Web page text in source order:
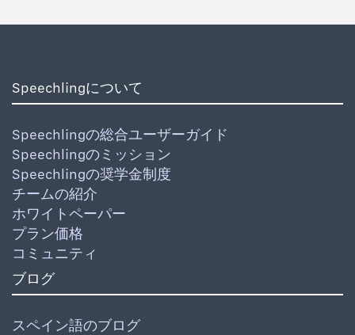
Speechlingについて
Speechlingの総合ユーザーガイド
Speechlingのミッション
Speechlingの奨学金制度
チームの紹介
ホワイトペーパー
プラン価格
コミュニティ
ブログ
スペイン語のブログ